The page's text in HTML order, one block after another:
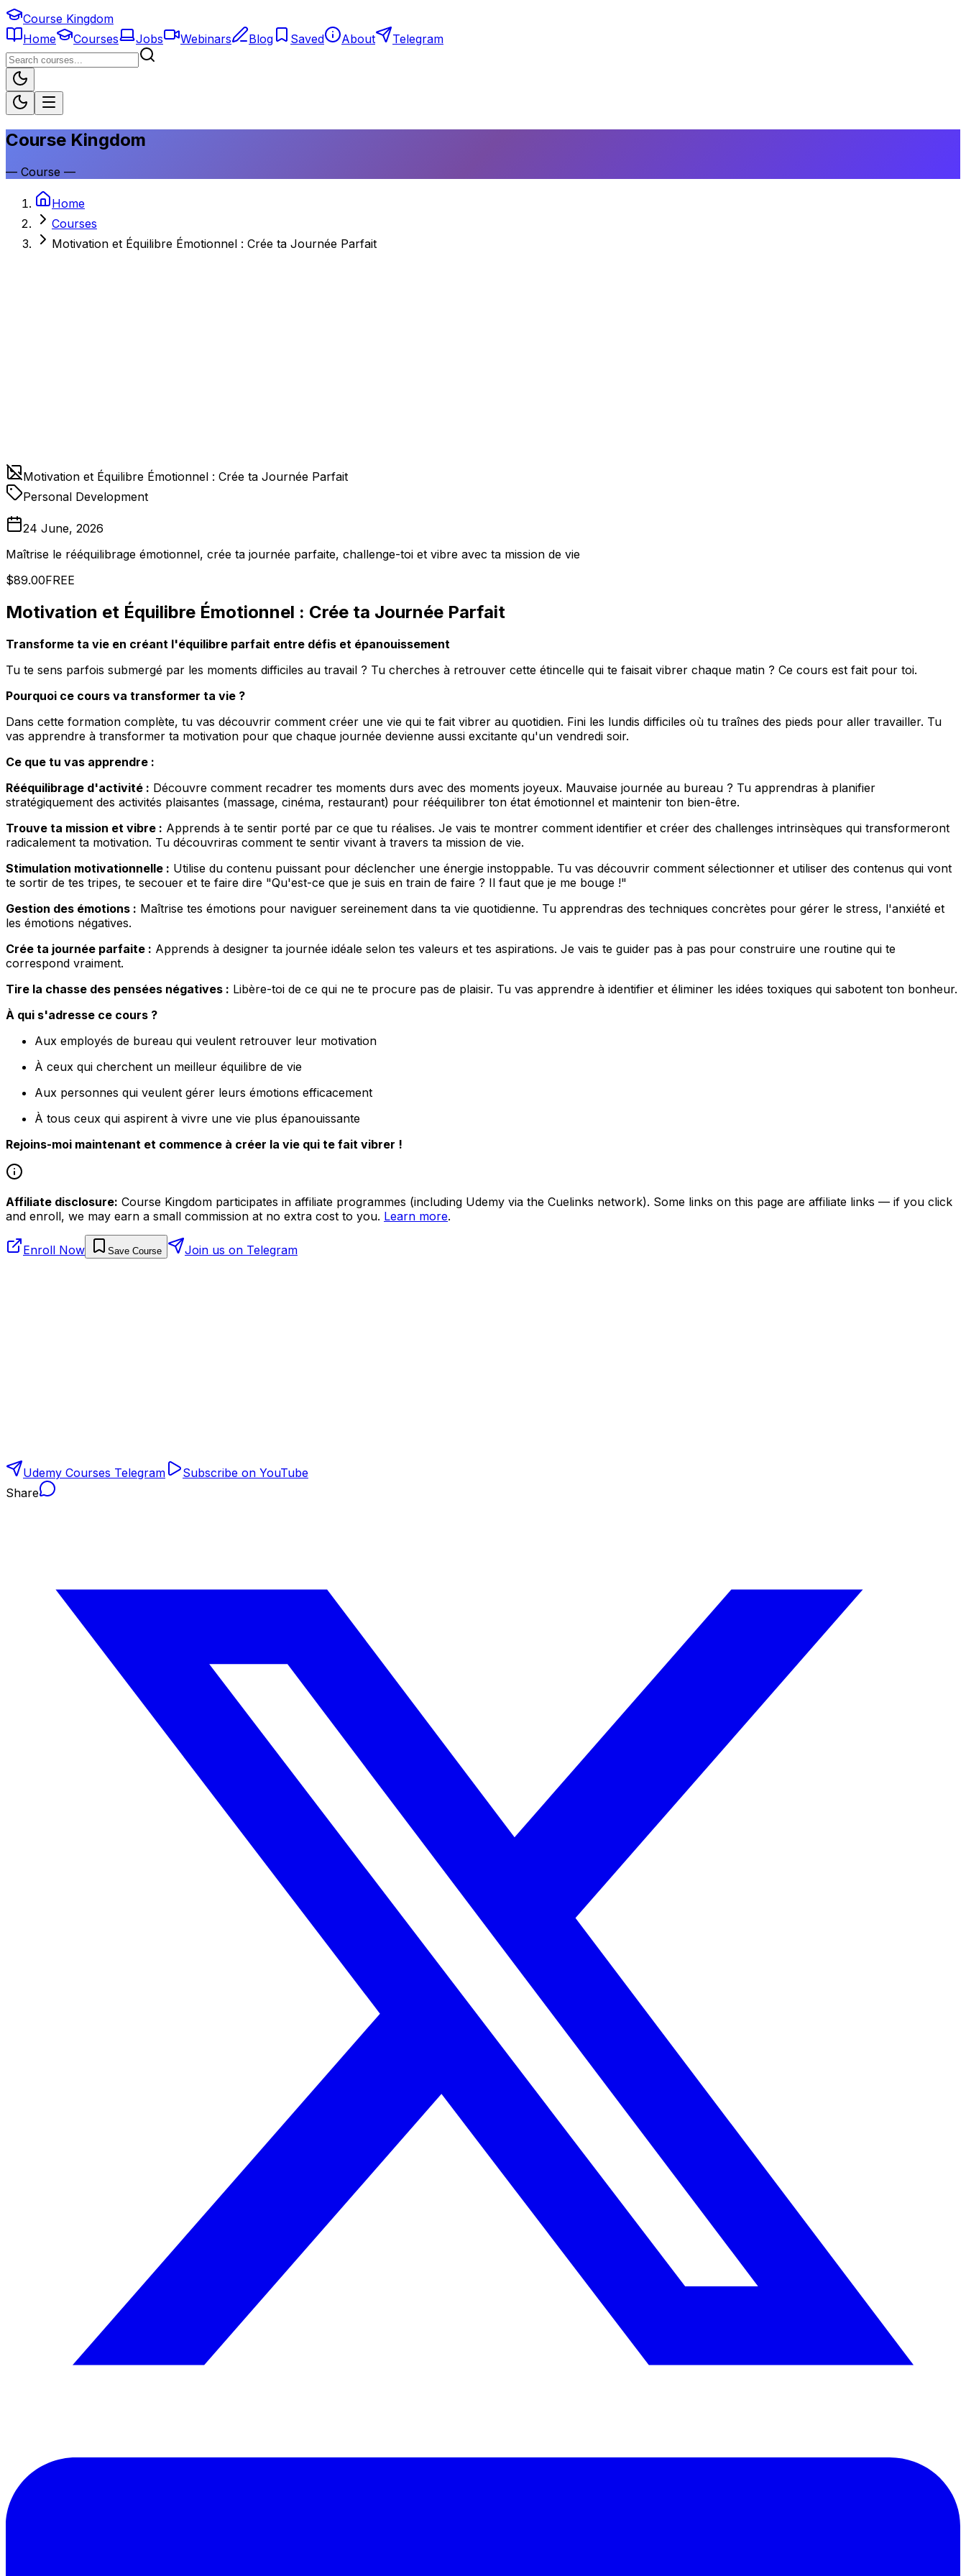
Course Kingdom
Home
Courses Jobs Webinars Blog Saved About Telegram
Course Kingdom
— Course —
Home
Courses
Motivation et Équilibre Émotionnel : Crée ta Journée Parfait
Motivation et Équilibre Émotionnel : Crée ta Journée Parfait
Personal Development
24 June, 2026
Maîtrise le rééquilibrage émotionnel, crée ta journée parfaite, challenge-toi et vibre avec ta mission de vie
$89.00FREE
Motivation et Équilibre Émotionnel : Crée ta Journée Parfait
Transforme ta vie en créant l'équilibre parfait entre défis et épanouissement
Tu te sens parfois submergé par les moments difficiles au travail ? Tu cherches à retrouver cette étincelle qui te faisait vibrer chaque matin ? Ce cours est fait pour toi.
Pourquoi ce cours va transformer ta vie ?
Dans cette formation complète, tu vas découvrir comment créer une vie qui te fait vibrer au quotidien. Fini les lundis difficiles où tu traînes des pieds pour aller travailler. Tu
vas apprendre à transformer ta motivation pour que chaque journée devienne aussi excitante qu'un vendredi soir.
Ce que tu vas apprendre :
Rééquilibrage d'activité : Découvre comment recadrer tes moments durs avec des moments joyeux. Mauvaise journée au bureau ? Tu apprendras à planifier
stratégiquement des activités plaisantes (massage, cinéma, restaurant) pour rééquilibrer ton état émotionnel et maintenir ton bien-être.
Trouve ta mission et vibre : Apprends à te sentir porté par ce que tu réalises. Je vais te montrer comment identifier et créer des challenges intrinsèques qui transformeront
radicalement ta motivation. Tu découvriras comment te sentir vivant à travers ta mission de vie.
Stimulation motivationnelle : Utilise du contenu puissant pour déclencher une énergie instoppable. Tu vas découvrir comment sélectionner et utiliser des contenus qui vont
te sortir de tes tripes, te secouer et te faire dire "Qu'est-ce que je suis en train de faire ? Il faut que je me bouge !"
Gestion des émotions : Maîtrise tes émotions pour naviguer sereinement dans ta vie quotidienne. Tu apprendras des techniques concrètes pour gérer le stress, l'anxiété et
les émotions négatives.
Crée ta journée parfaite : Apprends à designer ta journée idéale selon tes valeurs et tes aspirations. Je vais te guider pas à pas pour construire une routine qui te
correspond vraiment.
Tire la chasse des pensées négatives : Libère-toi de ce qui ne te procure pas de plaisir. Tu vas apprendre à identifier et éliminer les idées toxiques qui sabotent ton bonheur.
À qui s'adresse ce cours ?
Aux employés de bureau qui veulent retrouver leur motivation
À ceux qui cherchent un meilleur équilibre de vie
Aux personnes qui veulent gérer leurs émotions efficacement
À tous ceux qui aspirent à vivre une vie plus épanouissante
Rejoins-moi maintenant et commence à créer la vie qui te fait vibrer !
Affiliate disclosure: Course Kingdom participates in affiliate programmes (including Udemy via the Cuelinks network). Some links on this page are affiliate links — if you click
and enroll, we may earn a small commission at no extra cost to you. Learn more.
Enroll Now Save Course Join us on Telegram
Udemy Courses Telegram
Subscribe on YouTube
Share